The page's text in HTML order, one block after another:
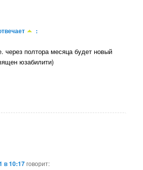
:
через полтора месяца будет новый
юзабилити)
в 10:17говорит: